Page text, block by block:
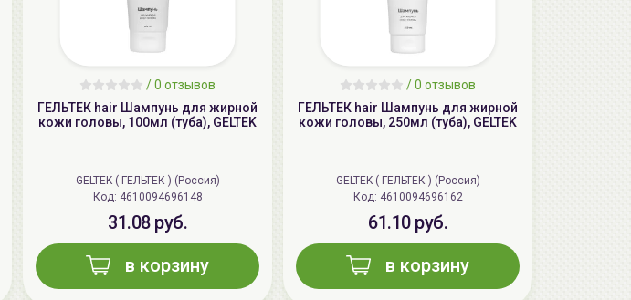
AiliCode Бальзам для волос
27.38 руб. -26%
/0 отзывов
ГЕЛЬТЕК hair Шампунь для жирной
кожи головы, 100мл (туба), GELTEK
GELTEK ( ГЕЛЬТЕК ) (Россия)
Код: 4610094696148
31.08 руб.
в корзину
/0 отзывов
ГЕЛЬТЕК hair Шампунь для жирной
кожи головы, 250мл (туба), GELTEK
GELTEK ( ГЕЛЬТЕК ) (Россия)
Код: 4610094696162
61.10 руб.
в корзину